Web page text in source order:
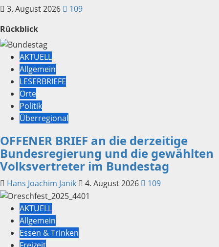
3. August 2026
109
Rückblick
AKTUELL
Allgemein
LESERBRIEFE
Orte
Politik
Überregional
OFFENER BRIEF an die derzeitige
Bundesregierung und die gewählten
Volksvertreter im Bundestag
Hans Joachim Janik 4. August 2026 109
AKTUELL
Allgemein
Essen & Trinken